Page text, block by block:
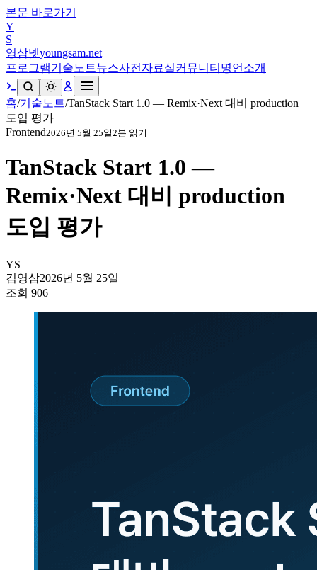
본문 바로가기
Y
S
영삼넷youngsam.net
프로그램기술노트뉴스사전 자료실커뮤니티 명언 소개
홈/기술노트/TanStack Start 1.0 — Remix·Next 대비 production
도입 평가
Frontend2026년 5월 25일2분 읽기
TanStack Start 1.0 —
Remix·Next 대비 production
도입 평가
YS
김영삼2026년 5월 25일
조회 906